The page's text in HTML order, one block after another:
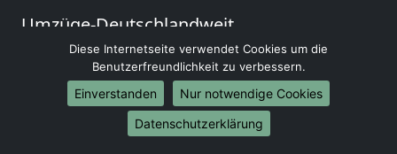
Umzüge-Deutschlandweit
Umzug von Darmstadt nach Berlin
Umzug von Darmstadt nach Hamburg
Umzug von Darmstadt nach München
Umzug von Darmstadt nach Köln
Umzug von Darmstadt nach Frankfurt am Main
Diese Internetseite verwendet Cookies um die
Benutzerfreundlichkeit zu verbessern.
Einverstanden
Nur notwendige Cookies
Datenschutzerklärung